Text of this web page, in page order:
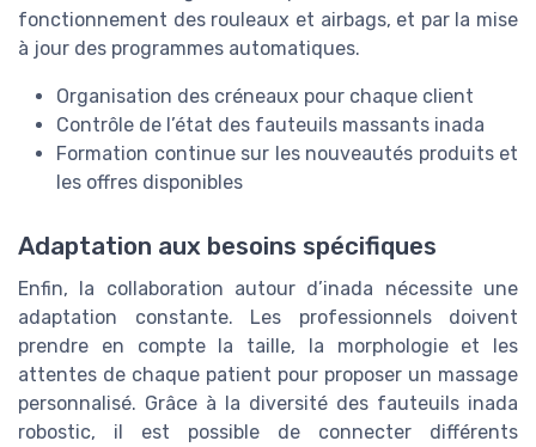
fonctionnement des rouleaux et airbags, et par la mise
à jour des programmes automatiques.
Organisation des créneaux pour chaque client
Contrôle de l’état des fauteuils massants inada
Formation continue sur les nouveautés produits et
les offres disponibles
Adaptation aux besoins spécifiques
Enfin, la collaboration autour d’inada nécessite une
adaptation constante. Les professionnels doivent
prendre en compte la taille, la morphologie et les
attentes de chaque patient pour proposer un massage
personnalisé. Grâce à la diversité des fauteuils inada
robostic, il est possible de connecter différents